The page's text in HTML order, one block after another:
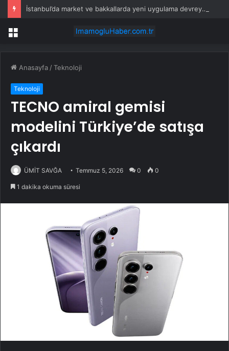
İstanbul’da market ve bakkallarda yeni uygulama devreye girdi
Menü
Anasayfa /Teknoloji
Teknoloji
TECNO amiral gemisi
modelini Türkiye’de satışa
çıkardı
ÜMİT SAVĞA Temmuz 5, 2026 0 0
1 dakika okuma süresi